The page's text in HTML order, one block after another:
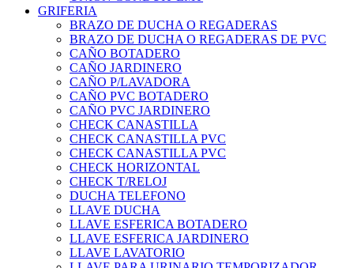
GRIFERIA
BRAZO DE DUCHA O REGADERAS
BRAZO DE DUCHA O REGADERAS DE PVC
CAÑO BOTADERO
CAÑO JARDINERO
CAÑO P/LAVADORA
CAÑO PVC BOTADERO
CAÑO PVC JARDINERO
CHECK CANASTILLA
CHECK CANASTILLA PVC
CHECK CANASTILLA PVC
CHECK HORIZONTAL
CHECK T/RELOJ
DUCHA TELEFONO
LLAVE DUCHA
LLAVE ESFERICA BOTADERO
LLAVE ESFERICA JARDINERO
LLAVE LAVATORIO